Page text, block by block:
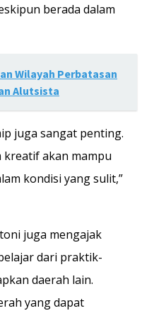
berada dalam
Wilayah Perbatasan
Alutsista
juga sangat penting.
kreatif akan mampu
kondisi yang sulit,”
juga mengajak
dari praktik-
daerah lain.
yang dapat